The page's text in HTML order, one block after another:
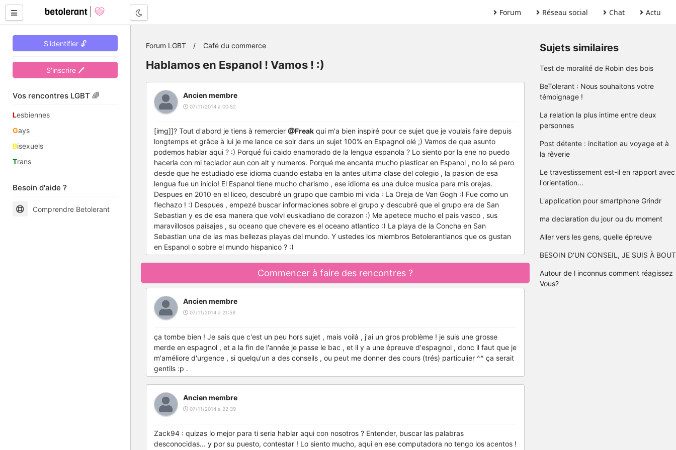
Forum Réseau social Chat Actu
S'identifier 🔓
S'inscrire 🖊
Vos rencontres LGBT 🌈
Lesbiennes
Gays
Bisexuels
Trans
Besoin d'aide ?
Comprendre Betolerant
Forum LGBT Café du commerce
Hablamos en Espanol ! Vamos ! :)
Ancien membre
07/11/2014 à 00:52
[img]]? Tout d'abord je tiens à remercier @Freak qui m'a bien inspiré pour ce sujet que je voulais faire depuis
longtemps et grâce à lui je me lance ce soir dans un sujet 100% en Espagnol olé ;) Vamos de que asunto
podemos hablar aqui ? :) Porqué fui caido enamorado de la lengua espanola ? Lo siento por la ene no puedo
hacerla con mi teclador aun con alt y numeros. Porqué me encanta mucho plasticar en Espanol , no lo sé pero
desde que he estudiado ese idioma cuando estaba en la antes ultima clase del colegio , la pasion de esa
lengua fue un inicio! El Espanol tiene mucho charismo , ese idioma es una dulce musica para mis orejas.
Despues en 2010 en el liceo, descubré un grupo que cambio mi vida : La Oreja de Van Gogh :) Fue como un
flechazo ! :) Despues , empezé buscar informaciones sobre el grupo y descubré que el grupo era de San
Sebastian y es de esa manera que volvi euskadiano de corazon :) Me apetece mucho el pais vasco , sus
maravillosos paisajes , su oceano que chevere es el oceano atlantico :) La playa de la Concha en San
Sebastian una de las mas bellezas playas del mundo. Y ustedes los miembros Betolerantianos que os gustan
en Espanol o sobre el mundo hispanico ? :)
Commencer à faire des rencontres ?
Ancien membre
07/11/2014 à 21:58
ça tombe bien ! Je sais que c'est un peu hors sujet , mais voilà , j'ai un gros problème ! je suis une grosse
merde en espagnol , et a la fin de l'année je passe le bac , et il y a une épreuve d'espagnol , donc il faut que je
m'améliore d'urgence , si quelqu'un a des conseils , ou peut me donner des cours (trés) particulier ^^ ça serait
gentils :p .
Ancien membre
07/11/2014 à 22:39
Zack94 : quizas lo mejor para ti seria hablar aqui con nosotros ? Entender, buscar las palabras
desconocidas... y por su puesto, contestar ! Lo siento mucho, aqui en ese computadora no tengo los acentos !
Sujets similaires
Test de moralité de Robin des bois
BeTolerant : Nous souhaitons votre
témoignage !
La relation la plus intime entre deux
personnes
Post détente : incitation au voyage et à
la rêverie
Le travestissement est-il en rapport avec
l'orientation...
L'application pour smartphone Grindr
ma declaration du jour ou du moment
Aller vers les gens, quelle épreuve
BESOIN D'UN CONSEIL, JE SUIS À BOUT
Autour de l inconnus comment réagissez
Vous?